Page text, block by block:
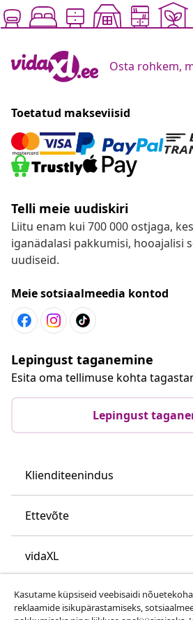
Osta rohkem,
Toetatud makseviisid
Telli meie uudiskiri
Liitu enam kui 700 000 ostjaga,
iganädalasi pakkumisi, hooajalisi
uudiseid.
Meie sotsiaalmeedia kontod
Lepingust taganemine
Esita oma tellimuse kohta
Lepingust
Klienditeenindus
Ettevõte
vidaXL
Vaata rohkem
Kasutame küpsiseid veebisaidi
reklaamide isikupärastamiseks,